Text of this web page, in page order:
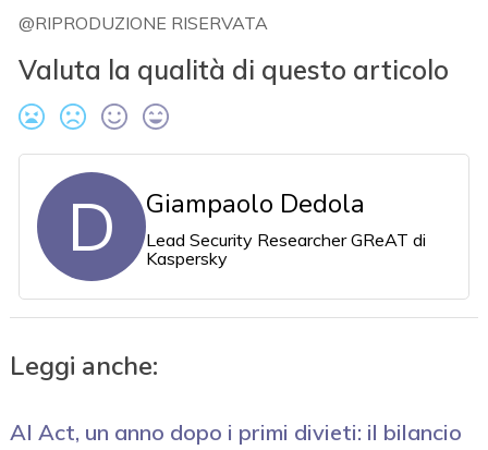
@RIPRODUZIONE RISERVATA
Valuta la qualità di questo articolo
D Giampaolo Dedola
Lead Security Researcher GReAT di
Kaspersky
Leggi anche:
AI Act, un anno dopo i primi divieti: il bilancio